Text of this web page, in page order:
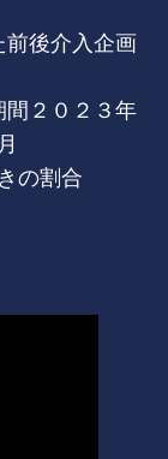
前後介入企画
間２０２３年
の割合